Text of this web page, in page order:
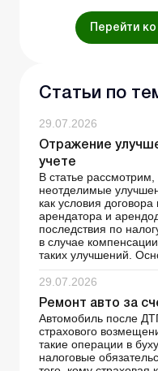
Перейти
Статьи по
29.07.2026
Отражение
учете
В статье
неотделимые
как условия
арендатора и
последствия по
в случае
таких улучшений.
29.07.2026
Ремонт авто за
Автомобиль после
страхового
такие операции в
налоговые